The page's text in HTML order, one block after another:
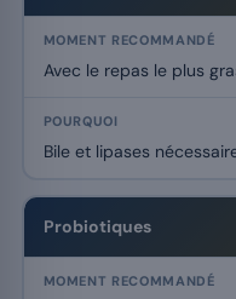
Avec le repas le plus
Bile et lipases
Probiotiques